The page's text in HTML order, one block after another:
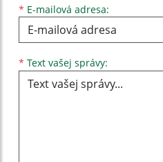
* E-mailová adresa:
* Text vašej správy: